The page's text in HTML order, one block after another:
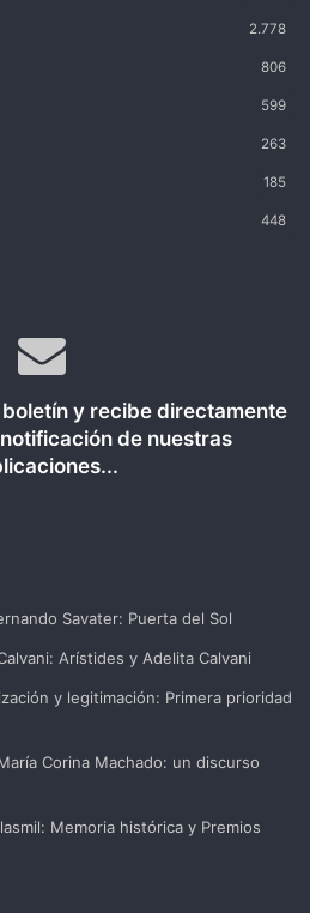
2.778
806
599
263
185
448
y recibe directamente
de nuestras
Savater: Puerta del Sol
Arístides y Adelita Calvani
y legitimación: Primera prioridad
Corina Machado: un discurso
Memoria histórica y Premios